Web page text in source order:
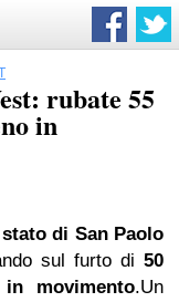
rubate 55
in
di San Paolo
sul furto di 50
movimento.Un